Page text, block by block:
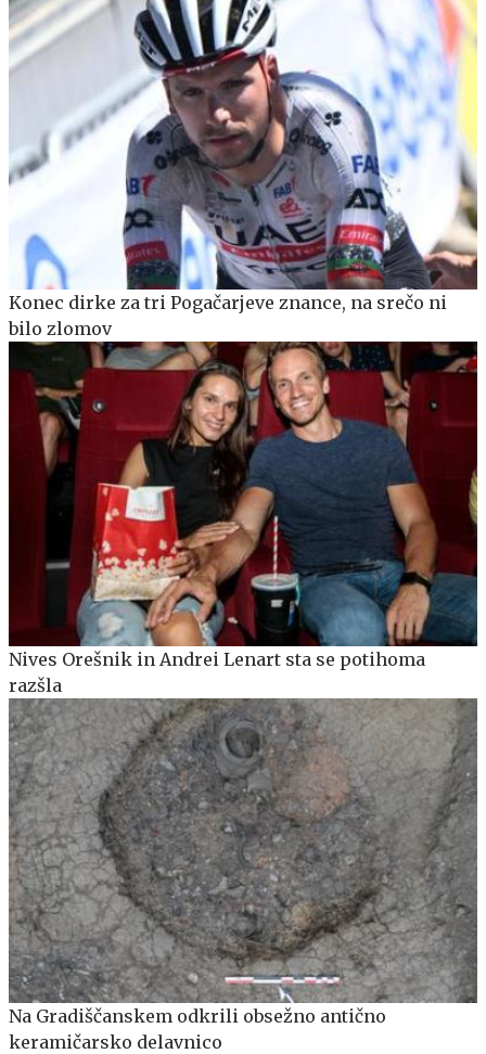
Konec dirke za tri Pogačarjeve znance, na srečo ni
bilo zlomov
Nives Orešnik in Andrei Lenart sta se potihoma
razšla
Na Gradiščanskem odkrili obsežno antično
keramičarsko delavnico